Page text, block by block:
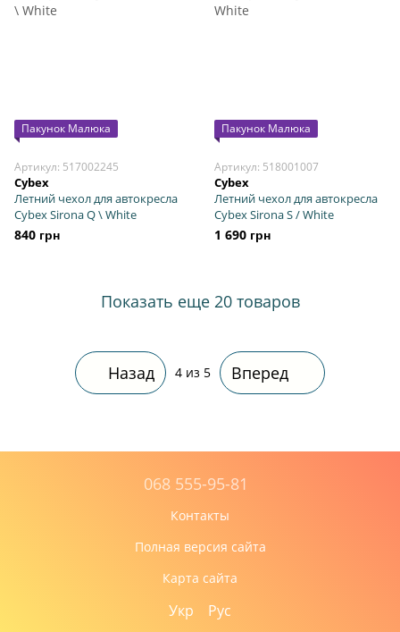
Пакунок Малюка
Артикул: 517002245
Cybex
Летний чехол для автокресла
Cybex Sirona Q \ White
840 грн
Пакунок Малюка
Артикул: 518001007
Cybex
Летний чехол для автокресла
Cybex Sirona S / White
1 690 грн
Показать еще 20 товаров
Назад 4 из 5 Вперед
068 555-95-81
Контакты
Полная версия сайта
Карта сайта
Укр Рус